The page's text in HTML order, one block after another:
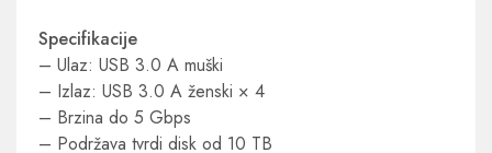
Specifikacije
– Ulaz: USB 3.0 A muški
– Izlaz: USB 3.0 A ženski × 4
– Brzina do 5 Gbps
– Podržava tvrdi disk od 10 TB